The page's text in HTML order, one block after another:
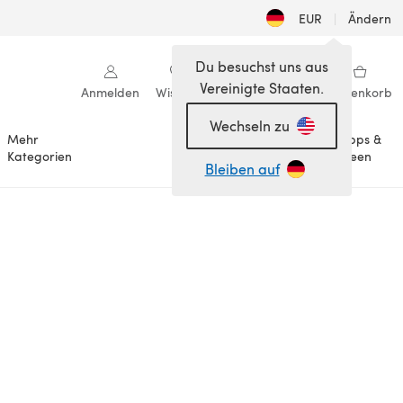
EUR | Ändern
Anmelden Wishlist Meine Bibliothek Warenkorb
Mehr
Kategorien
Anlässe
Tipps &
Ideen
Du besuchst uns aus
Vereinigte Staaten.
Wechseln zu
Bleiben auf